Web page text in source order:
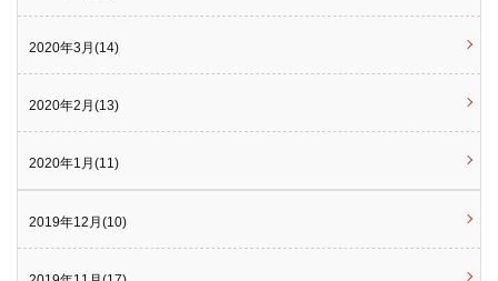
2020年3月(14)
2020年2月(13)
2020年1月(11)
2019年12月(10)